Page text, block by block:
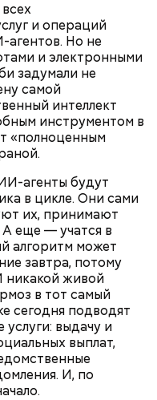
и операций
Но не
и электронными
задумали не
самой
интеллект
инструментом в
«полноценным
агенты будут
в цикле. Они сами
их, принимают
еще — учатся в
алгоритм может
завтра, потому
никакой живой
в тот самый
сегодня подводят
выдачу и
выплат,
И, по